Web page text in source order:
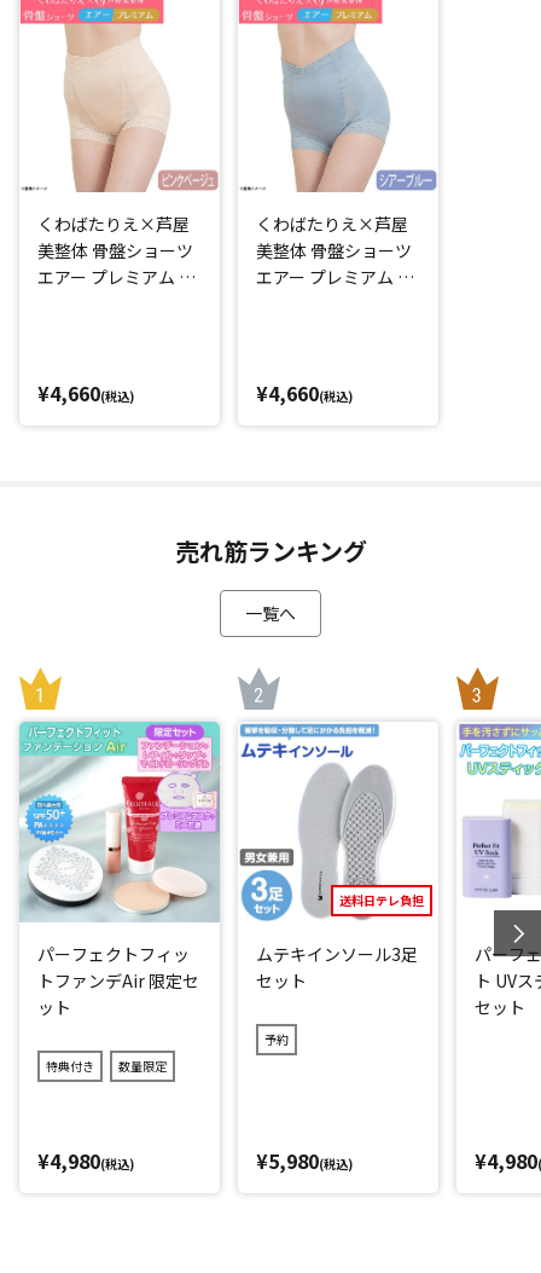
・体の動きになじむ生地の伸縮性
・おなか周りが動いてもくるくる丸まらない
・シームレス加工
「毎日はきたくなる補整下着を作りたい！」そんなくわばた
さんの理想がこの1枚に詰め込まれています。
特に鼠径部(太ももの付け根部分)に伸縮性のいい「ストレッチ
フィットレース」を使用することで「はき心地」がさらに向
毎日気軽にはき続けられます。
整生地をショーツに配置。「押さえつける」のではなく「無
しい位置へとサポートします。
さらに腰周りの生地を広めにすることにより安定感と同時に
ツのようにスッとラクにはけるのに、着用中は気になる体型
をカバーしてスッキリ見せることができます。
普段お使いのショーツを「骨盤ショーツ エアー プレミアム」
に変えるだけ！忙しくて運動時間がとれない方にもオススメ
です。
「はき心地」も追求
今回は、鼠径部(太ももの付け根部分)の「はき心地」にこだわ
りました。伸縮性のいい「ストレッチフィットレース」を使
用することにより、座ったり、歩く時の鼠径部の当たりを柔
らかくしました。
さらにおなかにクロスして当たる生地には、伸縮性に優れた
「クロスフィットレース」を使用。丸まりにくく、おなかへ
を使用。しかも補整生地部分は縫いつけず圧着させるシーム
レス加工。縫い目がないので、より体の動きになじみ、肌当
くわばたりえ×芦屋
美整体 骨盤ショーツ
エアー プレミアム ピ
¥4,660(税込)
くわばたりえ×芦屋
美整体 骨盤ショーツ
エアー プレミアム シ
¥4,660(税込)
売れ筋ランキング
一覧へ
パーフェクトフィッ
トファンデAir 限定セ
ット
特典付き 数量限定
¥4,980(税込)
送料日テレ負担
ムテキインソール3足
セット
予約
¥5,980(税込)
パーフ
ト UV
セット
¥4,980